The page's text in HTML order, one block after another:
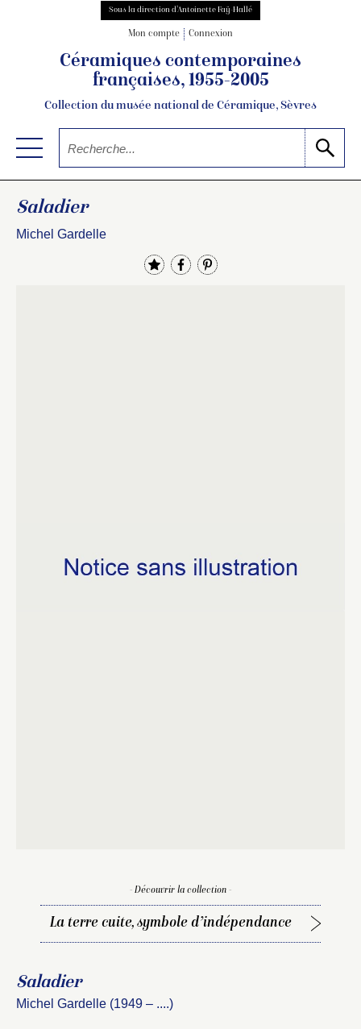
Sous la direction d’Antoinette Faÿ-Hallé
Mon compte Connexion
Céramiques contemporaines
françaises, 1955-2005
Collection du musée national de Céramique, Sèvres
Saladier
Michel Gardelle
- Découvrir la collection -
La terre cuite, symbole d’indépendance
Saladier
Michel Gardelle (1949 – ....)
Choix du dossier où ajouter la
notice
Nom du dossier
Connexion